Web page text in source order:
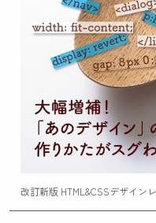
改訂新版 HTML&CSSデザイン